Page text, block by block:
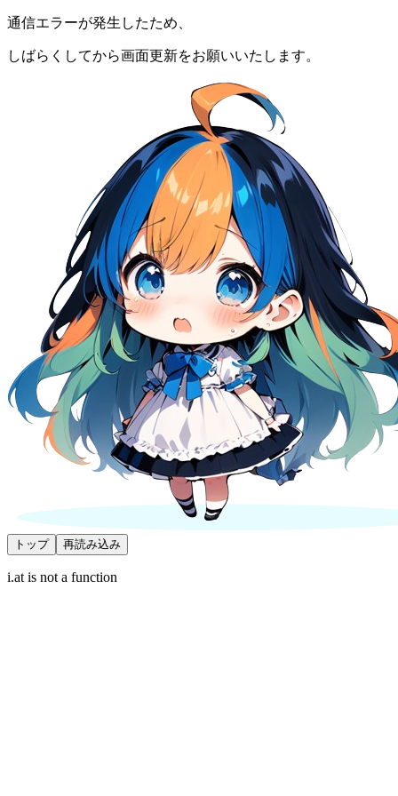
通信エラーが発生したため、
しばらくしてから画面更新をお願いいたします。
トップ 再読み込み
i.at is not a function